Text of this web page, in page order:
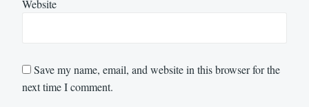
Website
Save my name, email, and website in this browser for the
next time I comment.